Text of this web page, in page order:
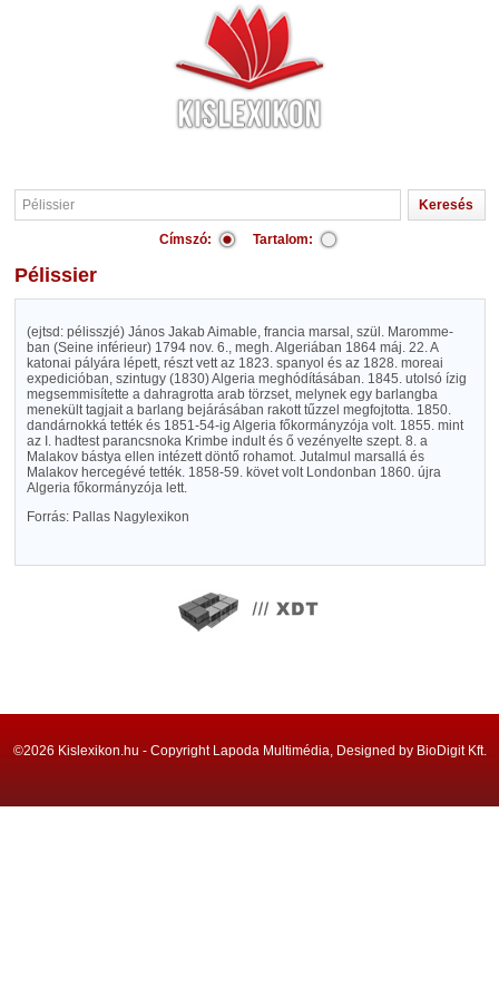
Címszó: Tartalom:
Pélissier
(ejtsd: pélisszjé) János Jakab Aimable, francia marsal, szül. Maromme-
ban (Seine inférieur) 1794 nov. 6., megh. Algeriában 1864 máj. 22. A
katonai pályára lépett, részt vett az 1823. spanyol és az 1828. moreai
expedicióban, szintugy (1830) Algeria meghódításában. 1845. utolsó ízig
megsemmisítette a dahragrotta arab törzset, melynek egy barlangba
menekült tagjait a barlang bejárásában rakott tűzzel megfojtotta. 1850.
dandárnokká tették és 1851-54-ig Algeria főkormányzója volt. 1855. mint
az I. hadtest parancsnoka Krimbe indult és ő vezényelte szept. 8. a
Malakov bástya ellen intézett döntő rohamot. Jutalmul marsallá és
Malakov hercegévé tették. 1858-59. követ volt Londonban 1860. újra
Algeria főkormányzója lett.
Forrás: Pallas Nagylexikon
©2026 Kislexikon.hu - Copyright Lapoda Multimédia, Designed by BioDigit Kft.